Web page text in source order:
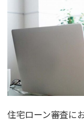
住宅ローン審査に